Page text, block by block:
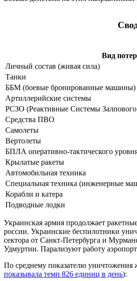
Вид
Личный состав (живая сила)
Танки
ББМ (боевые бронированные машины)
Артиллерийские системы
РСЗО (Реактивные Системы
Средства ПВО
Самолеты
Вертолеты
БПЛА оперативно-тактического
Крылатые ракеты
Автомобильная техника
Специальная техника (инженерные
Корабли и катера
Подводные лодки
Украинская армия продолжает
россии. Украинские беспилотники
сектора от Санкт-Петербурга и
Удмуртии. Парализуют работу
По среднему показателю уничтожения
показывала темп 826 единиц в день):